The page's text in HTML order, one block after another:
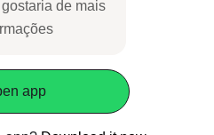
e gostaria de
app